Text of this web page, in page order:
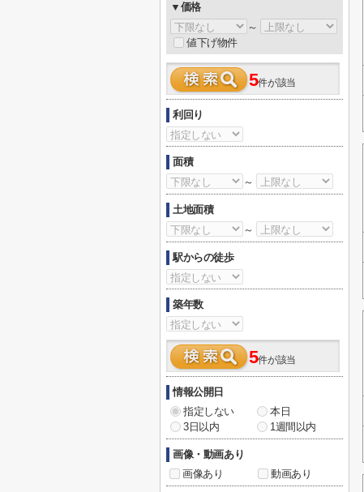
▼価格
～
値下げ物件
5件が該当
利回り
面積
～
土地面積
～
駅からの徒歩
築年数
5件が該当
情報公開日
指定しない
本日
3日以内
1週間以内
画像・動画あり
画像あり
動画あり